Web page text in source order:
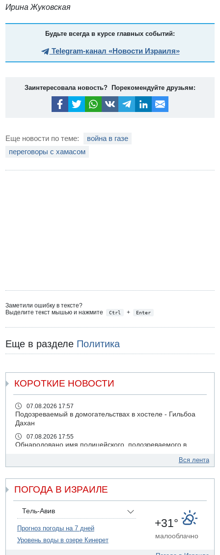
Ирина Жуковская
Будьте всегда в курсе главных событий:
Telegram-канал «Новости Израиля»
Заинтересовала новость? Порекомендуйте друзьям:
Еще новости по теме:
война в газе
переговоры с хамасом
Заметили ошибку в тексте?
Выделите текст мышью и нажмите
Ctrl + Enter
Еще в разделе Политика
КОРОТКИЕ НОВОСТИ
07.08.2026 17:57
Подозреваемый в домогательствах в хостеле - Гильбоа
Дахан
07.08.2026 17:55
Обнародовано имя полицейского, подозреваемого в
07.08.2026 17:51
пострадал
07.08.2026 13:47
Ливанская армия сообщила о ранении солдата
Вся лента
ПОГОДА В ИЗРАИЛЕ
Тель-Авив
Прогноз погоды на 7 дней
Уровень воды в озере Кинерет
+31°
малооблачно